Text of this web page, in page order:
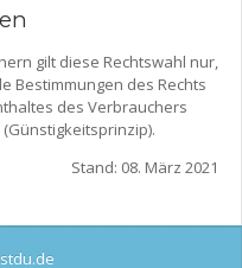
gilt diese Rechtswahl nur,
Bestimmungen des Rechts
des Verbrauchers
Stand: 08. März 2021